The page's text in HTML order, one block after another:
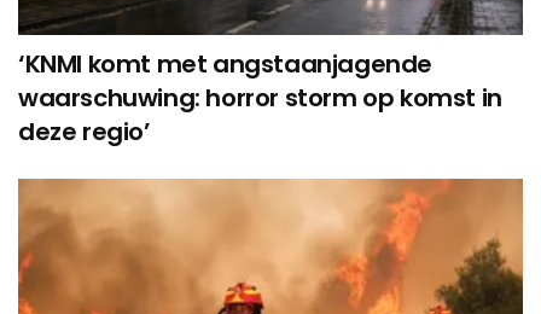
‘KNMI komt met angstaanjagende
waarschuwing: horror storm op komst in
deze regio’